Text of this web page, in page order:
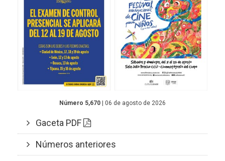
Número 5,670 | 06 de agosto de 2026
Gaceta PDF
Números anteriores